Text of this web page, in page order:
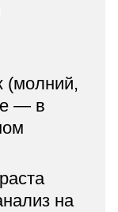
(молний,
— в
на